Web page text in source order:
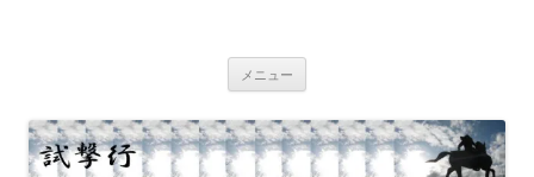
キ
ッ
プ
メニュー